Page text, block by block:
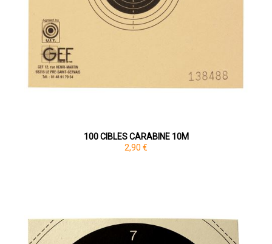
100 CIBLES CARABINE 10M
2,90 €